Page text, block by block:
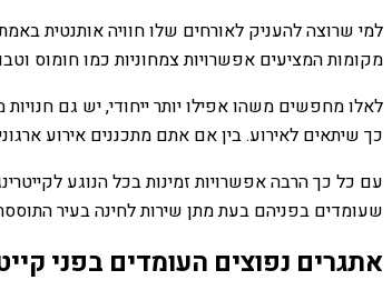
מקומות המציעים אפשרויות צמחוניות כמו חומוס
לאלו מחפשים משהו אפילו יותר ייחודי, יש גם
כך שיתאים לאירוע. בין אם אתם מתכננים אירוע
עם כל כך הרבה אפשרויות זמינות בכל הנוגע
שעומדים בפניהם בעת מתן שירות לחינה בעיר
אתגרים נפוצים העומדים בפני